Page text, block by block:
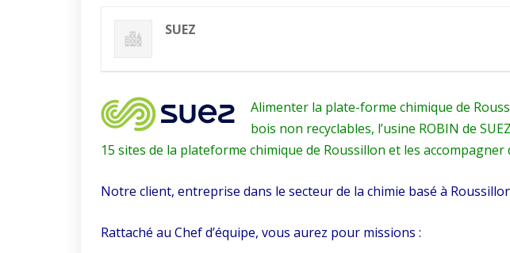
SUEZ
Alimenter la plate-forme chimique de
bois non recyclables, l’usine ROBIN de
15 sites de la plateforme chimique de Roussillon et les
Notre client, entreprise dans le secteur de la chimie basé à
Rattaché au Chef d’équipe, vous aurez pour missions :